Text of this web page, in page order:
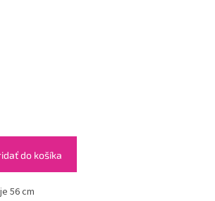
do košíka
56 cm